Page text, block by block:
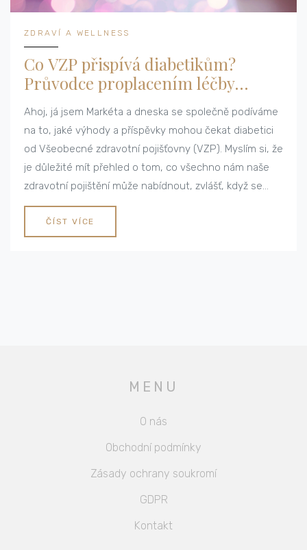
ZDRAVÍ A WELLNESS
Co VZP přispívá diabetikům?
Průvodce proplacením léčby
diabetes
Ahoj, já jsem Markéta a dneska se společně podíváme
na to, jaké výhody a příspěvky mohou čekat diabetici
od Všeobecné zdravotní pojišťovny (VZP). Myslím si, že
je důležité mít přehled o tom, co všechno nám naše
zdravotní pojištění může nabídnout, zvlášť, když se
potýkáme s takovou závažnou diagnózou, jako je
diabetes. Objasním vám, jaké léky, pomůcky a
procedury může VZP proplácet a také na co si dát
ČÍST VÍCE
MENU
O nás
Obchodní podmínky
Zásady ochrany soukromí
GDPR
Kontakt